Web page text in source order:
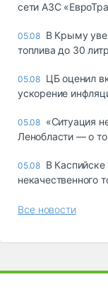
сети АЗС
05.08 В Крыму
топлива до 30
05.08 ЦБ оценил
ускорение
05.08 «Ситуация
Ленобласти — о
05.08 В
некачественного
Все новости